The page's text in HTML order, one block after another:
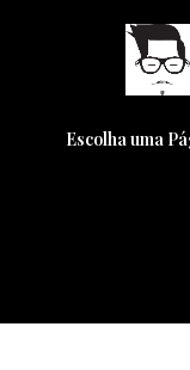
Escolha uma